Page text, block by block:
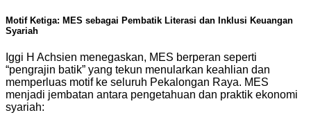
Motif Ketiga: MES sebagai Pembatik Literasi dan Inklusi Keuangan
Syariah
Iggi H Achsien menegaskan, MES berperan seperti
“pengrajin batik” yang tekun menularkan keahlian dan
memperluas motif ke seluruh Pekalongan Raya. MES
menjadi jembatan antara pengetahuan dan praktik ekonomi
syariah: